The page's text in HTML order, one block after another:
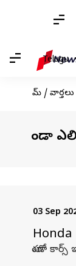
Telugu
హోమ్ / వార్తలు
హోండా
03 Sep
హోండా